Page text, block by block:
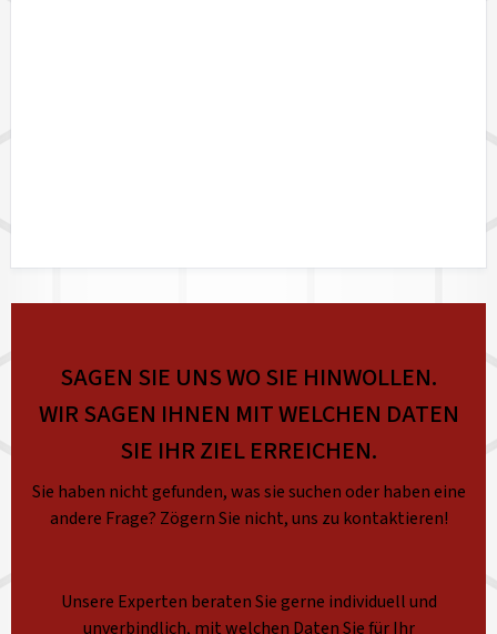
SAGEN SIE UNS WO SIE HINWOLLEN.
WIR SAGEN IHNEN MIT WELCHEN DATEN
SIE IHR ZIEL ERREICHEN.
Sie haben nicht gefunden, was sie suchen oder haben eine
andere Frage? Zögern Sie nicht, uns zu kontaktieren!
Unsere Experten beraten Sie gerne individuell und
unverbindlich, mit welchen Daten Sie für Ihr